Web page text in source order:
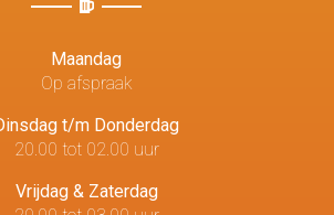
Maandag
Op afspraak
t/m Donderdag
20.00 tot 02.00 uur
Vrijdag & Zaterdag